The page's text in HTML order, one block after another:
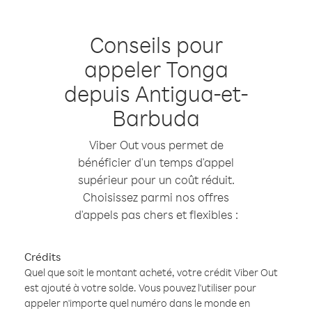
Conseils pour
appeler Tonga
depuis Antigua-et-
Barbuda
Viber Out vous permet de
bénéficier d'un temps d'appel
supérieur pour un coût réduit.
Choisissez parmi nos offres
d'appels pas chers et flexibles :
Crédits
Quel que soit le montant acheté, votre crédit Viber Out
est ajouté à votre solde. Vous pouvez l'utiliser pour
appeler n'importe quel numéro dans le monde en